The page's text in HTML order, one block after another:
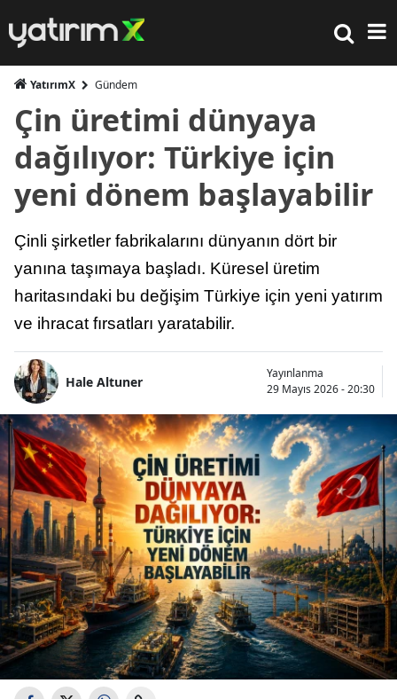
YatırımX Gündem
Çin üretimi dünyaya
dağılıyor: Türkiye için
yeni dönem başlayabilir
Çinli şirketler fabrikalarını dünyanın dört bir
yanına taşımaya başladı. Küresel üretim
haritasındaki bu değişim Türkiye için yeni yatırım
ve ihracat fırsatları yaratabilir.
Hale Altuner
Yayınlanma
29 Mayıs 2026 - 20:30